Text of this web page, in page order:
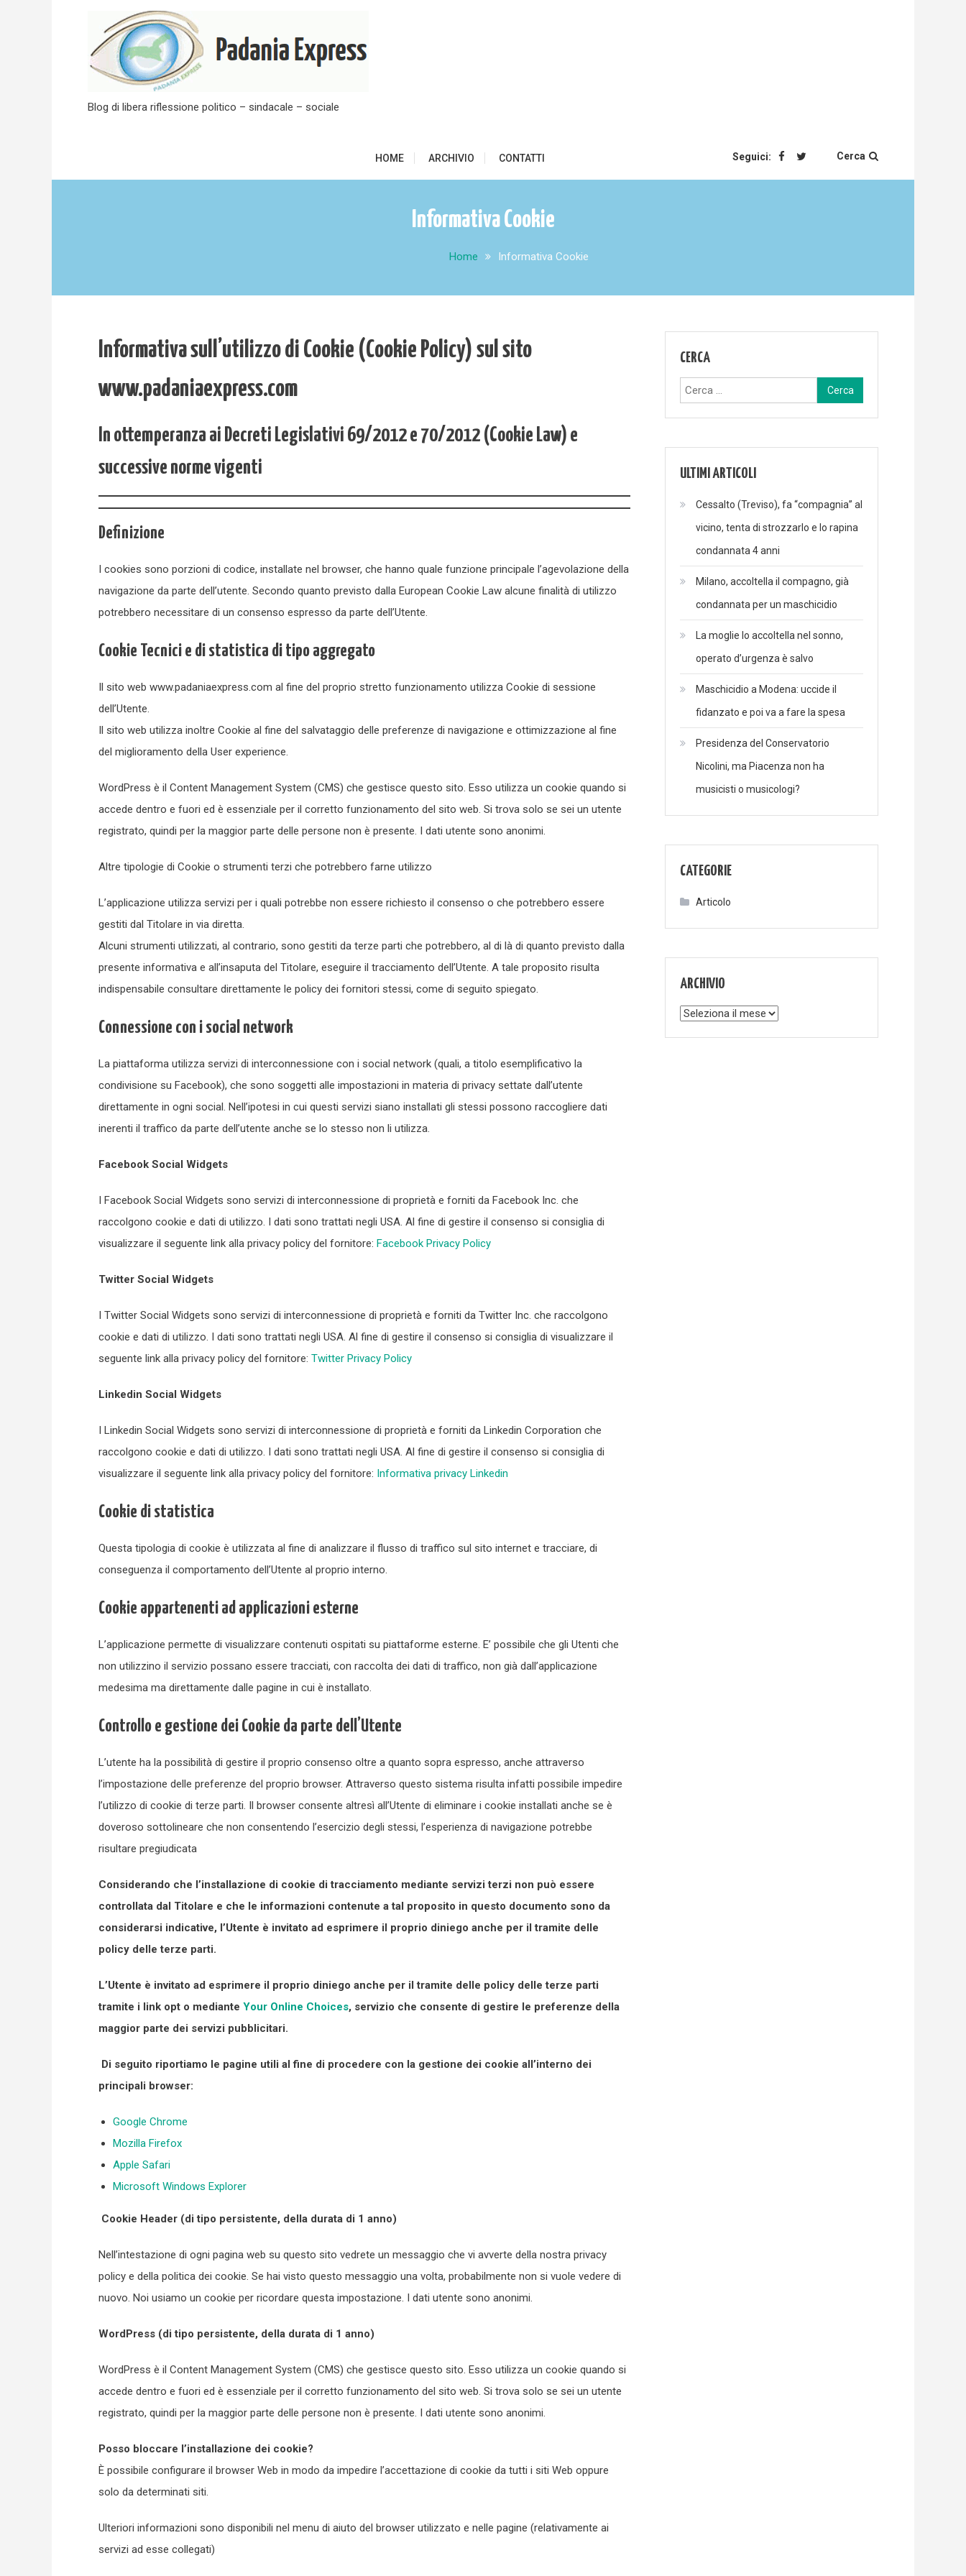
Blog di libera riflessione politico – sindacale – sociale
HOME ARCHIVIO CONTATTI Seguici: Cerca
Informativa Cookie
Home Informativa Cookie
Informativa sull’utilizzo di Cookie (Cookie Policy) sul sito
www.padaniaexpress.com
In ottemperanza ai Decreti Legislativi 69/2012 e 70/2012 (Cookie Law) e
successive norme vigenti
Definizione
I cookies sono porzioni di codice, installate nel browser, che hanno quale funzione principale l’agevolazione della
navigazione da parte dell’utente. Secondo quanto previsto dalla European Cookie Law alcune finalità di utilizzo
potrebbero necessitare di un consenso espresso da parte dell’Utente.
Cookie Tecnici e di statistica di tipo aggregato
Il sito web www.padaniaexpress.com al fine del proprio stretto funzionamento utilizza Cookie di sessione
dell’Utente.
Il sito web utilizza inoltre Cookie al fine del salvataggio delle preferenze di navigazione e ottimizzazione al fine
del miglioramento della User experience.
WordPress è il Content Management System (CMS) che gestisce questo sito. Esso utilizza un cookie quando si
accede dentro e fuori ed è essenziale per il corretto funzionamento del sito web. Si trova solo se sei un utente
registrato, quindi per la maggior parte delle persone non è presente. I dati utente sono anonimi.
Altre tipologie di Cookie o strumenti terzi che potrebbero farne utilizzo
L’applicazione utilizza servizi per i quali potrebbe non essere richiesto il consenso o che potrebbero essere
gestiti dal Titolare in via diretta.
Alcuni strumenti utilizzati, al contrario, sono gestiti da terze parti che potrebbero, al di là di quanto previsto dalla
presente informativa e all’insaputa del Titolare, eseguire il tracciamento dell’Utente. A tale proposito risulta
indispensabile consultare direttamente le policy dei fornitori stessi, come di seguito spiegato.
Connessione con i social network
La piattaforma utilizza servizi di interconnessione con i social network (quali, a titolo esemplificativo la
condivisione su Facebook), che sono soggetti alle impostazioni in materia di privacy settate dall’utente
direttamente in ogni social. Nell’ipotesi in cui questi servizi siano installati gli stessi possono raccogliere dati
inerenti il traffico da parte dell’utente anche se lo stesso non li utilizza.
Facebook Social Widgets
I Facebook Social Widgets sono servizi di interconnessione di proprietà e forniti da Facebook Inc. che
raccolgono cookie e dati di utilizzo. I dati sono trattati negli USA. Al fine di gestire il consenso si consiglia di
visualizzare il seguente link alla privacy policy del fornitore: Facebook Privacy Policy
Twitter Social Widgets
I Twitter Social Widgets sono servizi di interconnessione di proprietà e forniti da Twitter Inc. che raccolgono
cookie e dati di utilizzo. I dati sono trattati negli USA. Al fine di gestire il consenso si consiglia di visualizzare il
seguente link alla privacy policy del fornitore: Twitter Privacy Policy
Linkedin Social Widgets
I Linkedin Social Widgets sono servizi di interconnessione di proprietà e forniti da Linkedin Corporation che
raccolgono cookie e dati di utilizzo. I dati sono trattati negli USA. Al fine di gestire il consenso si consiglia di
visualizzare il seguente link alla privacy policy del fornitore: Informativa privacy Linkedin
Cookie di statistica
Questa tipologia di cookie è utilizzata al fine di analizzare il flusso di traffico sul sito internet e tracciare, di
conseguenza il comportamento dell’Utente al proprio interno.
Cookie appartenenti ad applicazioni esterne
L’applicazione permette di visualizzare contenuti ospitati su piattaforme esterne. E’ possibile che gli Utenti che
non utilizzino il servizio possano essere tracciati, con raccolta dei dati di traffico, non già dall’applicazione
medesima ma direttamente dalle pagine in cui è installato.
Controllo e gestione dei Cookie da parte dell’Utente
L’utente ha la possibilità di gestire il proprio consenso oltre a quanto sopra espresso, anche attraverso
l’impostazione delle preferenze del proprio browser. Attraverso questo sistema risulta infatti possibile impedire
l’utilizzo di cookie di terze parti. Il browser consente altresì all’Utente di eliminare i cookie installati anche se è
doveroso sottolineare che non consentendo l’esercizio degli stessi, l’esperienza di navigazione potrebbe
risultare pregiudicata
Considerando che l’installazione di cookie di tracciamento mediante servizi terzi non può essere
controllata dal Titolare e che le informazioni contenute a tal proposito in questo documento sono da
considerarsi indicative, l’Utente è invitato ad esprimere il proprio diniego anche per il tramite delle
policy delle terze parti.
L’Utente è invitato ad esprimere il proprio diniego anche per il tramite delle policy delle terze parti
tramite i link opt o mediante Your Online Choices, servizio che consente di gestire le preferenze della
maggior parte dei servizi pubblicitari.
Di seguito riportiamo le pagine utili al fine di procedere con la gestione dei cookie all’interno dei
principali browser:
Google Chrome
Mozilla Firefox
Apple Safari
Microsoft Windows Explorer
Cookie Header (di tipo persistente, della durata di 1 anno)
Nell’intestazione di ogni pagina web su questo sito vedrete un messaggio che vi avverte della nostra privacy
policy e della politica dei cookie. Se hai visto questo messaggio una volta, probabilmente non si vuole vedere di
nuovo. Noi usiamo un cookie per ricordare questa impostazione. I dati utente sono anonimi.
WordPress (di tipo persistente, della durata di 1 anno)
WordPress è il Content Management System (CMS) che gestisce questo sito. Esso utilizza un cookie quando si
accede dentro e fuori ed è essenziale per il corretto funzionamento del sito web. Si trova solo se sei un utente
registrato, quindi per la maggior parte delle persone non è presente. I dati utente sono anonimi.
Posso bloccare l’installazione dei cookie?
È possibile configurare il browser Web in modo da impedire l’accettazione di cookie da tutti i siti Web oppure
solo da determinati siti.
Ulteriori informazioni sono disponibili nel menu di aiuto del browser utilizzato e nelle pagine (relativamente ai
servizi ad esse collegati)
CERCA
Ricerca
per:
ULTIMI ARTICOLI
Cessalto (Treviso), fa “compagnia” al
vicino, tenta di strozzarlo e lo rapina
condannata 4 anni
Milano, accoltella il compagno, già
condannata per un maschicidio
La moglie lo accoltella nel sonno,
operato d’urgenza è salvo
Maschicidio a Modena: uccide il
fidanzato e poi va a fare la spesa
Presidenza del Conservatorio
Nicolini, ma Piacenza non ha
musicisti o musicologi?
CATEGORIE
Articolo
ARCHIVIO
Archivio